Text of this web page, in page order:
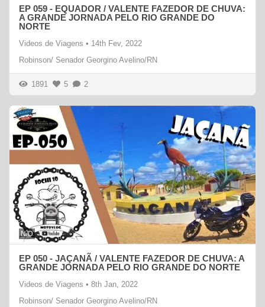
EP 059 - EQUADOR / VALENTE FAZEDOR DE CHUVA:
A GRANDE JORNADA PELO RIO GRANDE DO
NORTE
Videos de Viagens • 14th Fev, 2022
Robinson/ Senador Georgino Avelino/RN
1891 5 2
N/D
EP 050 - JAÇANÃ / VALENTE FAZEDOR DE CHUVA: A
GRANDE JORNADA PELO RIO GRANDE DO NORTE
Videos de Viagens • 8th Jan, 2022
Robinson/ Senador Georgino Avelino/RN